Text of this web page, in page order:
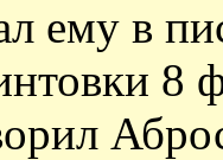
ему в